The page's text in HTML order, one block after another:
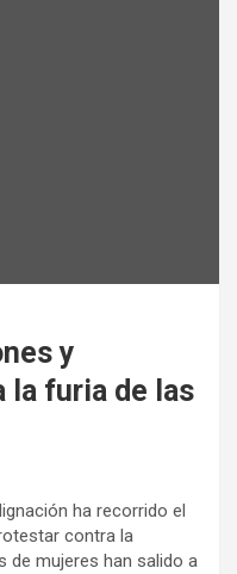
y
furia de las
ha recorrido el
contra la
de mujeres han salido a